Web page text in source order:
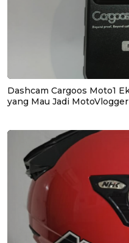
Dashcam Cargoos Moto1
yang Mau Jadi MotoVlogger